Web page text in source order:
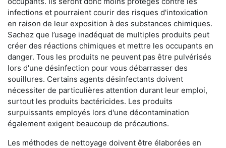
infections et pourraient courir des risques d'intoxication
en raison de leur exposition à des substances chimiques.
Sachez que l’usage inadéquat de multiples produits peut
créer des réactions chimiques et mettre les occupants en
danger. Tous les produits ne peuvent pas être pulvérisés
lors d'une désinfection pour vous débarrasser des
souillures. Certains agents désinfectants doivent
nécessiter de particulières attention durant leur emploi,
surtout les produits bactéricides. Les produits
surpuissants employés lors d'une décontamination
également exigent beaucoup de précautions.
Les méthodes de nettoyage doivent être élaborées en